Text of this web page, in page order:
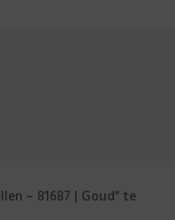
– 81687 | Goud” te